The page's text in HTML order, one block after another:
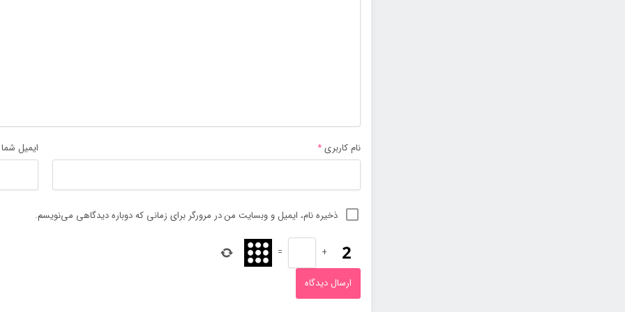
نام کاربری * ایمیل شما
ذخیره نام، ایمیل و وبسایت من در مرورگر برای زمانی که دوباره دیدگاهی می‌نویسم.
+
=